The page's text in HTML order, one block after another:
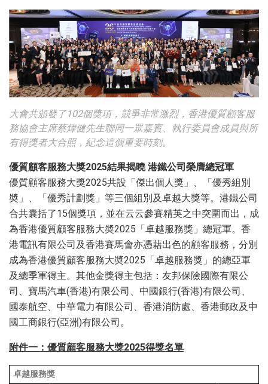
大會共頒發了102個獎項，競爭非常激烈，香港優質顧客服
務協會主席蔡煒健先生聯同一眾嘉賓、執行委員會成員與所
有得獎者大合照，紀念這個重要時刻。
優質顧客服務大獎2025結果揭曉 港鐵公司榮膺總冠軍
優質顧客服務大獎2025共設「傑出個人獎」、「優秀組別
奬」、「優秀計劃獎」等三個組別及卓越大獎等。港鐵公司
合共囊括了15個獎項，並在云云參賽精英之中突圍而出，成
為香港優質顧客服務大奬2025「卓越服務獎」總冠軍。香
港電訊有限公司及香港賽馬會亦憑藉出色的顧客服務，分別
成為香港優質顧客服務大奬2025「卓越服務獎」的總亞軍
及總季軍得主。其他金獎得主包括：友邦保險國際有限公
司、寶馬汽車(香港)有限公司、中國銀行(香港)有限公司、
國泰航空、中華電力有限公司、香港消防處、香港郵政及中
國工商銀行(亞洲)有限公司。
附件一 ： 優質顧客服務大獎2025得獎名單
卓越服務獎